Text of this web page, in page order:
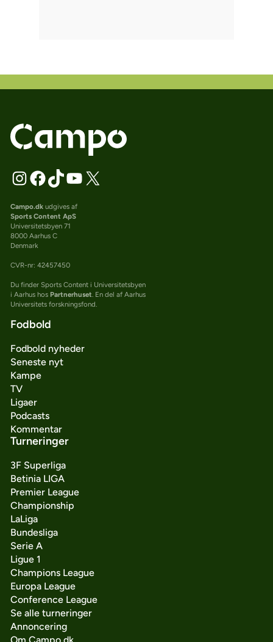
Campo.dkudgives af
Sports Content ApS
Universitetsbyen 71
8000 Aarhus C
Denmark
CVR-nr: 42457450
Du finder Sports Content i Universitetsbyen
i Aarhus hos Partnerhuset. En del af Aarhus
Universitets forskningsfond.
Fodbold
Fodbold nyheder
Seneste nyt
Kampe
TV
Ligaer
Podcasts
Kommentar
Turneringer
3F Superliga
Betinia LIGA
Premier League
Championship
LaLiga
Bundesliga
Serie A
Ligue 1
Champions League
Europa League
Conference League
Se alle turneringer
Annoncering